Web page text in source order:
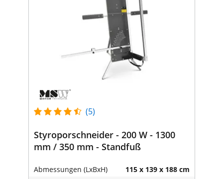
(5)
Styroporschneider - 200 W - 1300
mm / 350 mm - Standfuß
Abmessungen (LxBxH) 115 x 139 x 188 cm